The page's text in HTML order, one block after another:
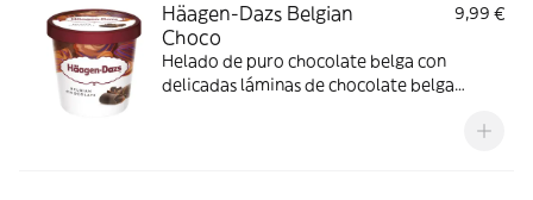
Häagen-Dazs Belgian
Choco
9,99 €
Helado de puro chocolate belga con
delicadas láminas de chocolate belga